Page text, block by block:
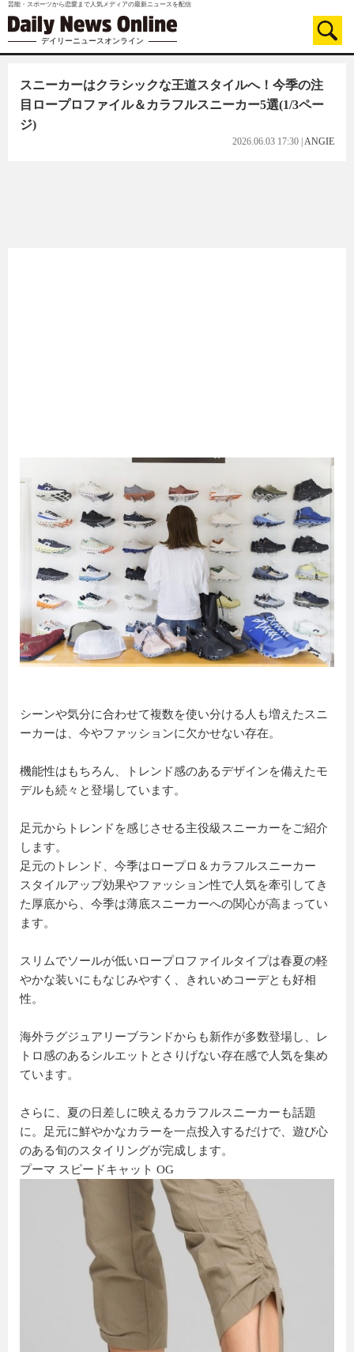
芸能・スポーツから恋愛まで人気メディアの最新ニュースを配信
デイリーニュースオンライン
スニーカーはクラシックな王道スタイルへ！今季の注
目ロープロファイル＆カラフルスニーカー5選(1/3ペー
ジ)
2026.06.03 17:30 ANGIE
シーンや気分に合わせて複数を使い分ける人も増えたスニ
ーカーは、今やファッションに欠かせない存在。
機能性はもちろん、トレンド感のあるデザインを備えたモ
デルも続々と登場しています。
足元からトレンドを感じさせる主役級スニーカーをご紹介
します。
足元のトレンド、今季はロープロ＆カラフルスニーカー
スタイルアップ効果やファッション性で人気を牽引してき
た厚底から、今季は薄底スニーカーへの関心が高まってい
ます。
スリムでソールが低いロープロファイルタイプは春夏の軽
やかな装いにもなじみやすく、きれいめコーデとも好相
性。
海外ラグジュアリーブランドからも新作が多数登場し、レ
トロ感のあるシルエットとさりげない存在感で人気を集め
ています。
さらに、夏の日差しに映えるカラフルスニーカーも話題
に。足元に鮮やかなカラーを一点投入するだけで、遊び心
のある旬のスタイリングが完成します。
プーマ スピードキャット OG